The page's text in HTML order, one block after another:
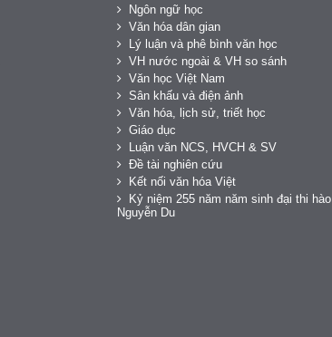
Ngôn ngữ học
Văn hóa dân gian
Lý luận và phê bình văn học
VH nước ngoài & VH so sánh
Văn học Việt Nam
Sân khấu và điện ảnh
Văn hóa, lịch sử, triết học
Giáo dục
Luận văn NCS, HVCH & SV
Đề tài nghiên cứu
Kết nối văn hóa Việt
Kỷ niệm 255 năm năm sinh đại thi hào
Nguyễn Du